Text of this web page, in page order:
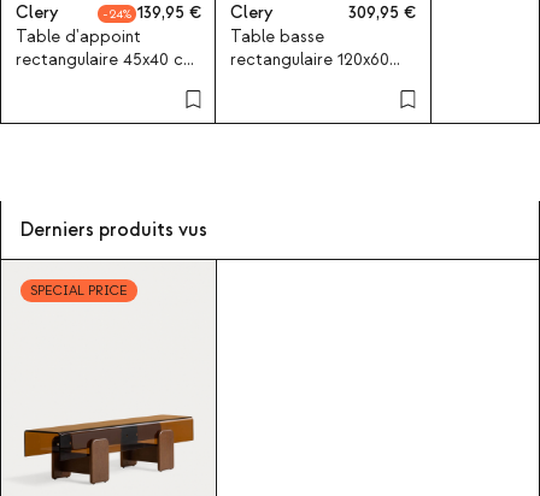
Clery 24
139,95
Table d'appoint
rectangulaire 45x40 cm
Clery
309,95
Table basse
rectangulaire 120x60
Derniers produits vus
SPECIAL PRICE